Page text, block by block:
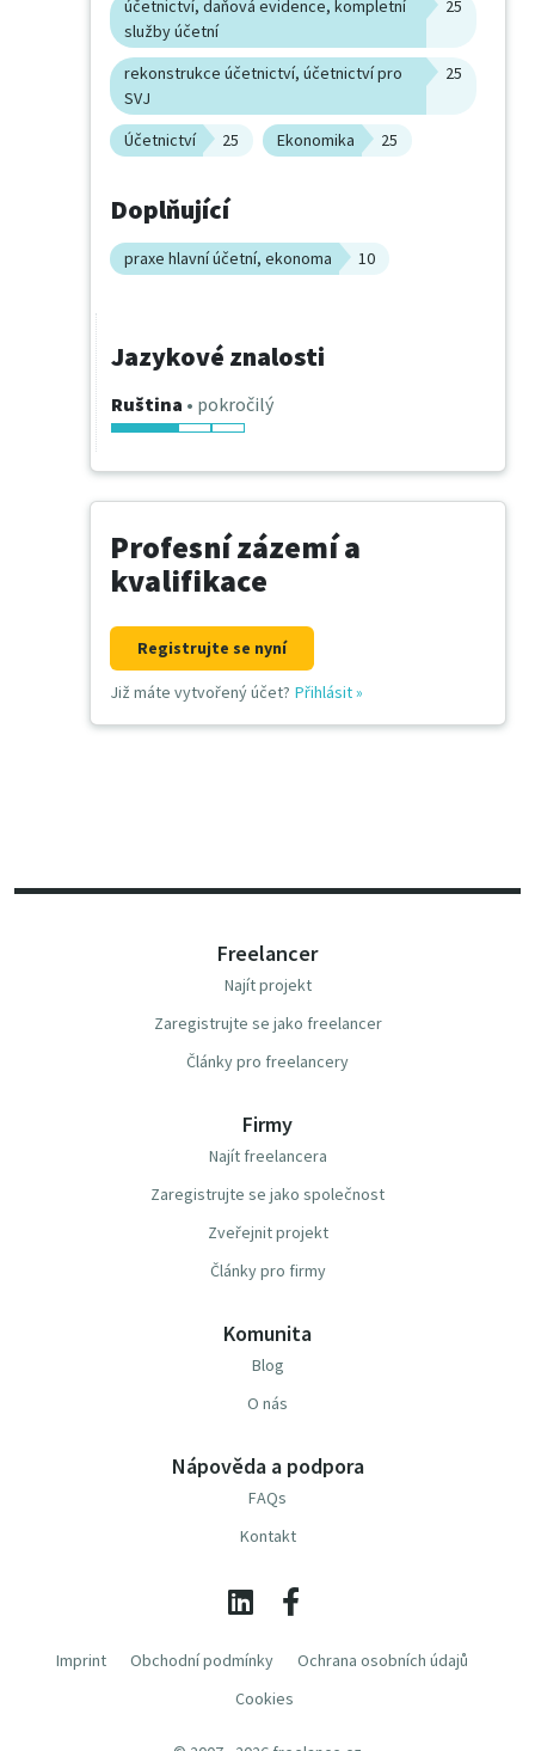
účetnictví, daňová evidence, kompletní
služby účetní
25
rekonstrukce účetnictví, účetnictví pro
SVJ
25
Účetnictví 25 Ekonomika 25
Doplňující
praxe hlavní účetní, ekonoma 10
Jazykové znalosti
Ruština • pokročilý
Profesní zázemí a
kvalifikace
Registrujte se nyní
Již máte vytvořený účet? Přihlásit»
Freelancer
Najít projekt
Zaregistrujte se jako freelancer
Články pro freelancery
Firmy
Najít freelancera
Zaregistrujte se jako společnost
Zveřejnit projekt
Články pro firmy
Komunita
Blog
O nás
Nápověda a podpora
FAQs
Kontakt
Imprint Obchodní podmínky
Ochrana osobních údajů
Cookies